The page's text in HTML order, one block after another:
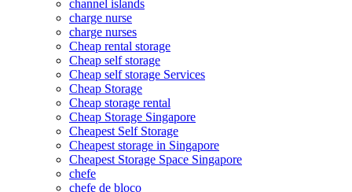
channel islands
charge nurse
charge nurses
Cheap rental storage
Cheap self storage
Cheap self storage Services
Cheap Storage
Cheap storage rental
Cheap Storage Singapore
Cheapest Self Storage
Cheapest storage in Singapore
Cheapest Storage Space Singapore
chefe
chefe de bloco